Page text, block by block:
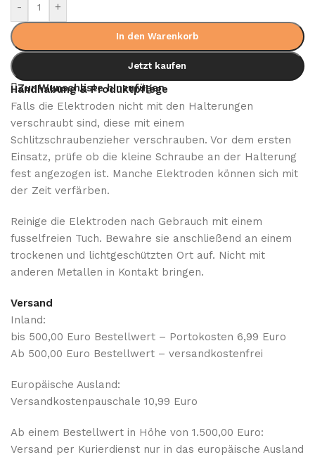
- +
In den Warenkorb
Jetzt kaufen
Zur Wunschliste hinzufügen
Handhabung & Produktpflege
Falls die Elektroden nicht mit den Halterungen
verschraubt sind, diese mit einem
Schlitzschraubenzieher verschrauben. Vor dem ersten
Einsatz, prüfe ob die kleine Schraube an der Halterung
fest angezogen ist. Manche Elektroden können sich mit
der Zeit verfärben.
Reinige die Elektroden nach Gebrauch mit einem
fusselfreien Tuch. Bewahre sie anschließend an einem
trockenen und lichtgeschützten Ort auf. Nicht mit
anderen Metallen in Kontakt bringen.
Versand
Inland:
bis 500,00 Euro Bestellwert – Portokosten 6,99 Euro
Ab 500,00 Euro Bestellwert – versandkostenfrei
Europäische Ausland:
Versandkostenpauschale 10,99 Euro
Ab einem Bestellwert in Höhe von 1.500,00 Euro:
Versand per Kurierdienst nur in das europäische Ausland